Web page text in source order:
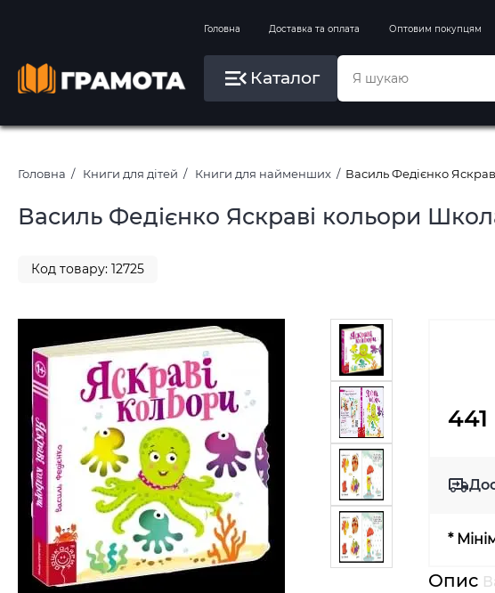
Головна Доставка та оплата Оптовим покупцям
Каталог
Вправи на зимові канікули
Літо, пляж, плавання, басейни
Картини за номерами
Головна Книги для дітей Книги для найменших Василь Федієнко
Василь Федієнко Яскраві кольори
Код товару: 12725
441
*
Опис